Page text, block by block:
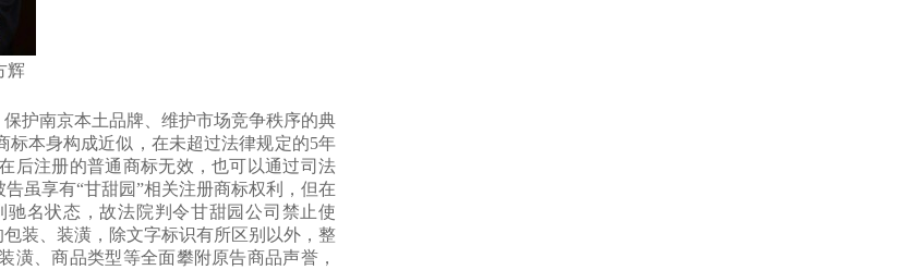
辉
护南京本土品牌、维护市场竞争秩序的典
本身构成近似，在未超过法律规定的5年
后注册的普通商标无效，也可以通过司法
虽享有“甘甜园”相关注册商标权利，但在
名状态，故法院判令甘甜园公司禁止使
装、装潢，除文字标识有所区别以外，整
潢、商品类型等全面攀附原告商品声誉，